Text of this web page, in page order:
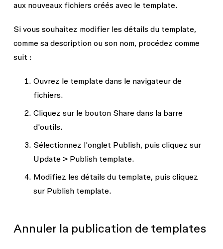
aux nouveaux fichiers créés avec le template.
Si vous souhaitez modifier les détails du template,
comme sa description ou son nom, procédez comme
suit :
Ouvrez le template dans le navigateur de
fichiers.
Cliquez sur le bouton Sharedans la barre
d'outils.
Sélectionnez l'onglet Publish, puis cliquez sur
Update> Publish template.
Modifiez les détails du template, puis cliquez
sur Publish template.
Annuler la publication de templates